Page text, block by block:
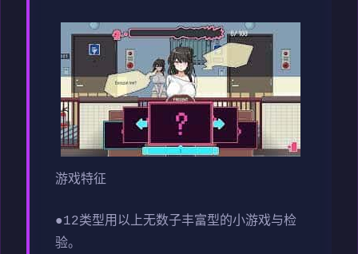
游戏特征
●12类型用以上无数子丰富型的小游戏与检
验。